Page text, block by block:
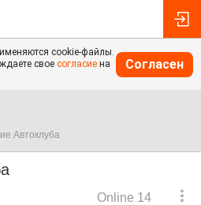
cookie-файлы.
свое согласие на
Согласен
Автоклуба
Online 14